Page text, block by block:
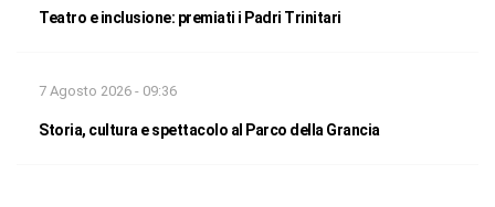
Teatro e inclusione: premiati i Padri Trinitari
7 Agosto 2026 - 09:36
Storia, cultura e spettacolo al Parco della Grancia